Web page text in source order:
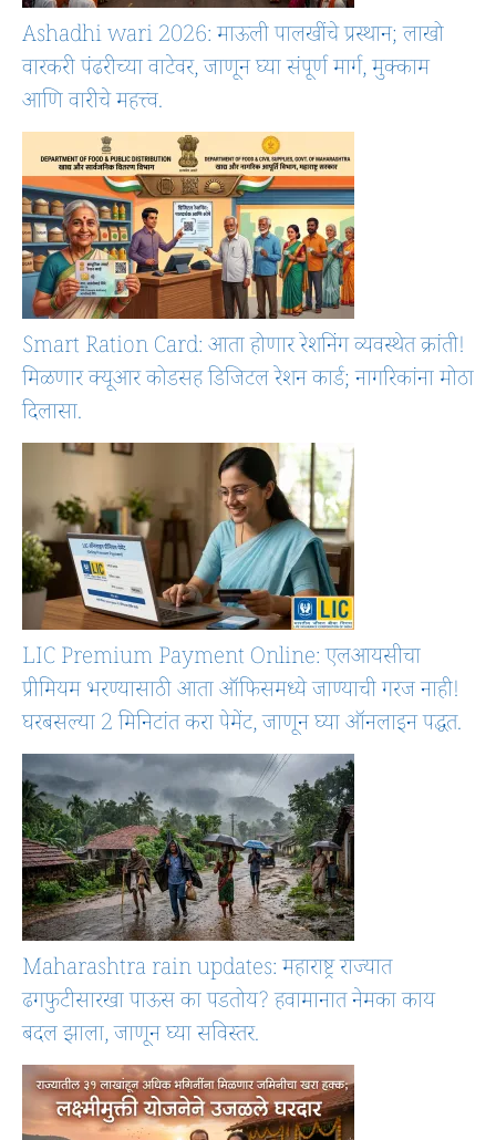
Ashadhi wari 2026: माऊली पालखींचे प्रस्थान; लाखो
वारकरी पंढरीच्या वाटेवर, जाणून घ्या संपूर्ण मार्ग, मुक्काम
आणि वारीचे महत्त्व.
Smart Ration Card: आता होणार रेशनिंग व्यवस्थेत क्रांती!
मिळणार क्यूआर कोडसह डिजिटल रेशन कार्ड; नागरिकांना मोठा
दिलासा.
LIC Premium Payment Online: एलआयसीचा
प्रीमियम भरण्यासाठी आता ऑफिसमध्ये जाण्याची गरज नाही!
घरबसल्या 2 मिनिटांत करा पेमेंट, जाणून घ्या ऑनलाइन पद्धत.
Maharashtra rain updates: महाराष्ट्र राज्यात
ढगफुटीसारखा पाऊस का पडतोय? हवामानात नेमका काय
बदल झाला, जाणून घ्या सविस्तर.